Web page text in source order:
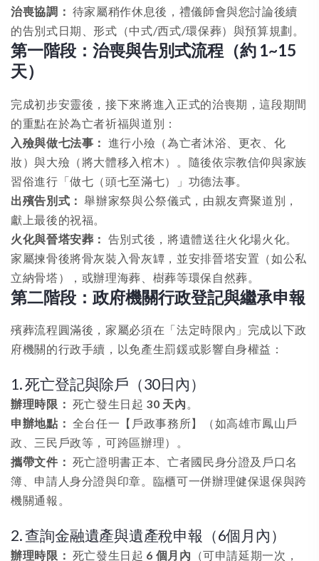
治喪協調： 待家屬稍作休息後，禮儀師會與您討論後續
的告別式日期、形式（中式/西式/環保葬）與預算規劃。
第一階段：治喪與告別式流程（約 1~15
天）
完成初步安靈後，接下來將進入正式的治喪期，這段期間
的重點在於為亡者祈福與道別：
入殮與做七法事： 進行小殮（為亡者沐浴、更衣、化
妝）與大殮（將大體移入棺木）。隨後依宗教信仰與家族
習俗進行「做七（頭七至滿七）」功德法事。
出殯告別式： 舉辦家祭與公祭儀式，由親友齊聚道別，
獻上最後的祝福。
火化與晉塔安葬： 告別式後，將遺體送往火化場火化。
家屬揀骨後將骨灰裝入骨灰罈，並安排晉塔安置（如公私
立納骨塔），或辦理海葬、樹葬等環保自然葬。
第二階段：政府機關行政登記與繼承申報
殯葬流程圓滿後，家屬必須在「法定時限內」完成以下政
府機關的行政手續，以免產生罰鍰或影響自身權益：
1. 死亡登記與除戶（30日內）
辦理時限： 死亡發生日起 30 天內 。
申辦地點： 全台任一【戶政事務所】（如高雄市鳳山戶
政、三民戶政等，可跨區辦理）。
攜帶文件： 死亡證明書正本、亡者國民身分證及戶口名
簿、申請人身分證與印章。臨櫃可一併辦理健保退保與跨
機關通報。
2. 查詢金融遺產與遺產稅申報（6個月內）
辦理時限： 死亡發生日起 6 個月內 （可申請延期一次，